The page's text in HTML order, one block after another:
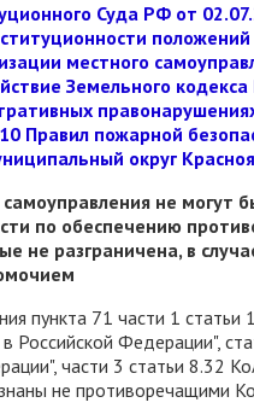
Суда РФ от
местного
Земельного
Правил пожарной
округ
не могут
по обеспечению
не разграничена, в
пункта 71 части 1
Российской Федерации",
части 3 статьи 8.32
не противоречащими